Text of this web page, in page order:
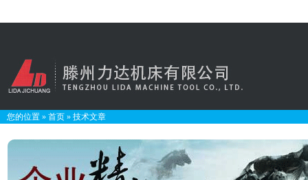
您的位置 » 首页 » 技术文章